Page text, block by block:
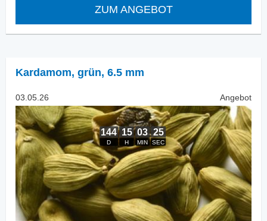
ZUM ANGEBOT
Kardamom, grün, 6.5 mm
03.05.26 Angebot